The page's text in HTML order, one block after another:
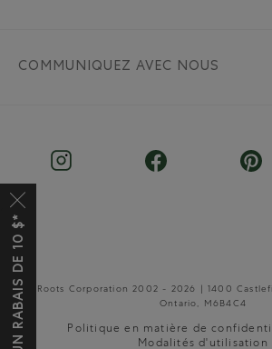
COMMUNIQUEZ AVEC NOUS
© Roots Corporation 2002 - 2026 | 1400
Ontario, M6B4C4
Politique en matière de
Modalités d'utilisation